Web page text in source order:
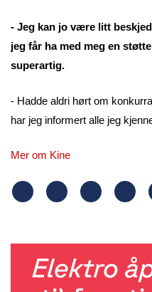
- Jeg kan jo være litt
jeg får ha med meg en
superartig.
- Hadde aldri hørt om
har jeg informert alle jeg
Mer om Kine